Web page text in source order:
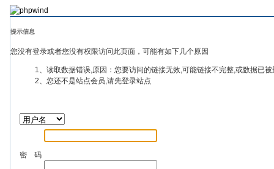
提示信息
您没有登录或者您没有权限访问此页面，可能有如下几个原因
1、读取数据错误,原因：您要访问的链接无效,可能链接不完整,或数据已
2、您还不是站点会员,请先登录站点
密 码